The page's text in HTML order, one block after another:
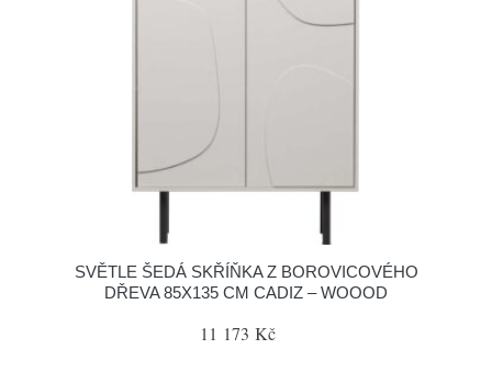
SVĚTLE ŠEDÁ SKŘÍŇKA Z BOROVICOVÉHO
DŘEVA 85X135 CM CADIZ – WOOOD
11 173 Kč